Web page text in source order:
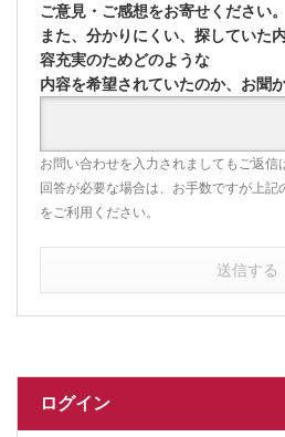
ご意見・ご感想をお寄せください。
また、分かりにくい、探していた
容充実のためどのような
内容を希望されていたのか、お聞
お問い合わせを入力されましてもご返信
回答が必要な場合は、お手数ですが上記
をご利用ください。
送信する
ログイン